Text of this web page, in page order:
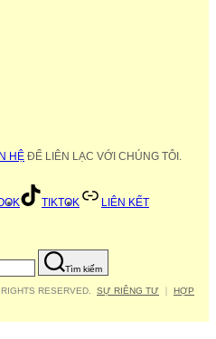
HỆ ĐỂ LIÊN LẠC VỚI CHÚNG TÔI.
TIKTOK LIÊN KẾT
Tìm kiếm
RESERVED. SỰ RIÊNG TƯ HỢP